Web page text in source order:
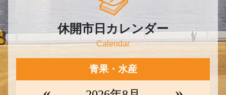
休開市日カレンダー
Calendar
青果・水産